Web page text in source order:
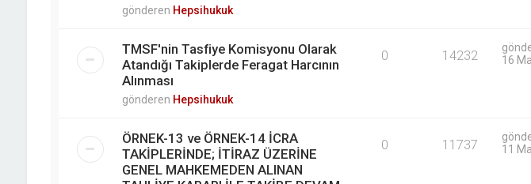
gönderen Hepsihukuk
TMSF'nin Tasfiye Komisyonu Olarak
Atandığı Takiplerde Feragat Harcının
Alınması
gönderen Hepsihukuk
0 14232
16
ÖRNEK-13 ve ÖRNEK-14 İCRA
TAKİPLERİNDE; İTİRAZ ÜZERİNE
GENEL MAHKEMEDEN ALINAN
0 11737
11